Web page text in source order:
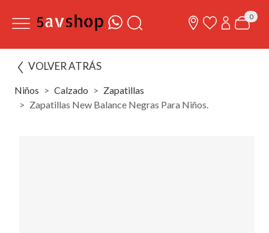
0
VOLVER ATRÁS
Niños Calzado
Zapatillas
Zapatillas New Balance Negras Para Niños.